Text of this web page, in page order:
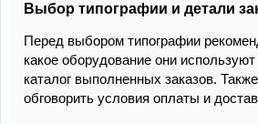
Выбор типографии и детали
Перед выбором типографии
какое оборудование они
каталог выполненных заказов.
обговорить условия оплаты и